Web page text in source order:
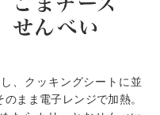
、クッキングシートに並
まま電子レンジで加熱。